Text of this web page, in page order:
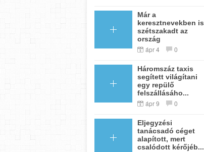
Már a
keresztnevekben is
szétszakadt az
ország
ápr 4 0
Háromszáz taxis
segített világítani
egy repülő
felszállásáho...
ápr 9 0
Eljegyzési
tanácsadó céget
alapított, mert
csalódott kérőjéb...